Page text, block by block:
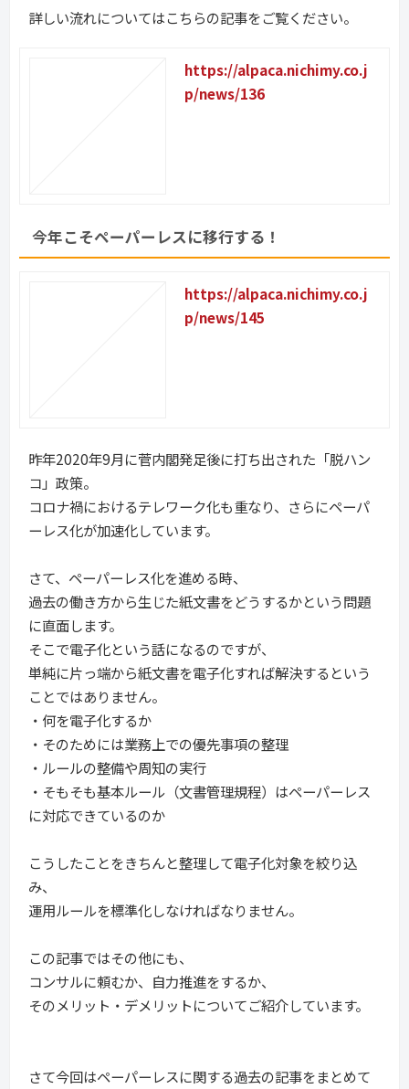
詳しい流れについてはこちらの記事をご覧ください。
https://alpaca.nichimy.co.j
p/news/136
今年こそペーパーレスに移行する！
https://alpaca.nichimy.co.j
p/news/145
昨年2020年9月に菅内閣発足後に打ち出された「脱ハン
コ」政策。
コロナ禍におけるテレワーク化も重なり、さらにペーパ
ーレス化が加速化しています。
さて、ペーパーレス化を進める時、
過去の働き方から生じた紙文書をどうするかという問題
に直面します。
そこで電子化という話になるのですが、
単純に片っ端から紙文書を電子化すれば解決するという
ことではありません。
・何を電子化するか
・そのためには業務上での優先事項の整理
・ルールの整備や周知の実行
・そもそも基本ルール（文書管理規程）はペーパーレス
に対応できているのか
こうしたことをきちんと整理して電子化対象を絞り込
み、
運用ルールを標準化しなければなりません。
この記事ではその他にも、
コンサルに頼むか、自力推進をするか、
そのメリット・デメリットについてご紹介しています。
さて今回はペーパーレスに関する過去の記事をまとめて